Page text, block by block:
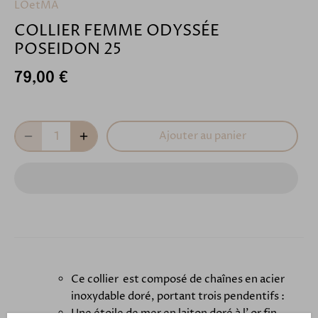
LOetMA
COLLIER FEMME ODYSSÉE
POSEIDON 25
79,00 €
Ajouter au panier
Ce collier est composé de chaînes en acier
inoxydable doré, portant trois pendentifs :
Une étoile de mer en laiton doré à l' or fin